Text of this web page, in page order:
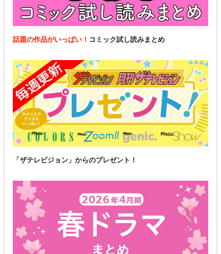
話題の作品がいっぱい！ コミック試し読みまとめ
「ザテレビジョン」からのプレゼント！